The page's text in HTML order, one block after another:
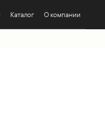
Каталог О компании